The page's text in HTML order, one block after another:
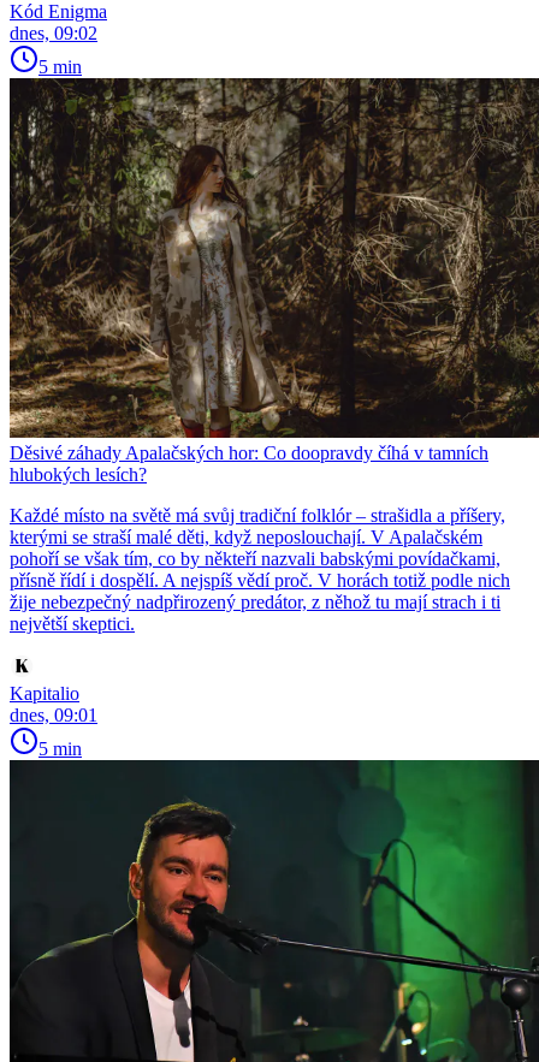
Kód Enigma
dnes, 09:02
5 min
Děsivé záhady Apalačských hor: Co doopravdy číhá v tamních
hlubokých lesích?
Každé místo na světě má svůj tradiční folklór – strašidla a příšery,
kterými se straší malé děti, když neposlouchají. V Apalačském
pohoří se však tím, co by někteří nazvali babskými povídačkami,
přísně řídí i dospělí. A nejspíš vědí proč. V horách totiž podle nich
žije nebezpečný nadpřirozený predátor, z něhož tu mají strach i ti
největší skeptici.
Kapitalio
dnes, 09:01
5 min